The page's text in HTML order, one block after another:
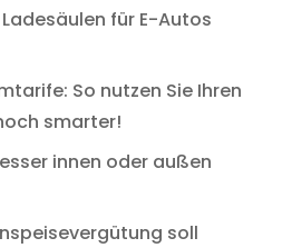
für E-Autos
So nutzen Sie Ihren
smarter!
innen oder außen
soll